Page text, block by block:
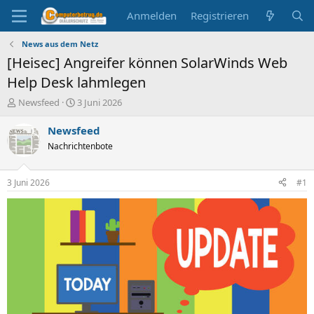
Anmelden Registrieren
News aus dem Netz
[Heisec] Angreifer können SolarWinds Web
Help Desk lahmlegen
E
s
t
e
e
r
Newsfeed
E
s
t
e
t
a
m
3 Juni 2026
Newsfeed
Nachrichtenbote
3 Juni 2026 #1